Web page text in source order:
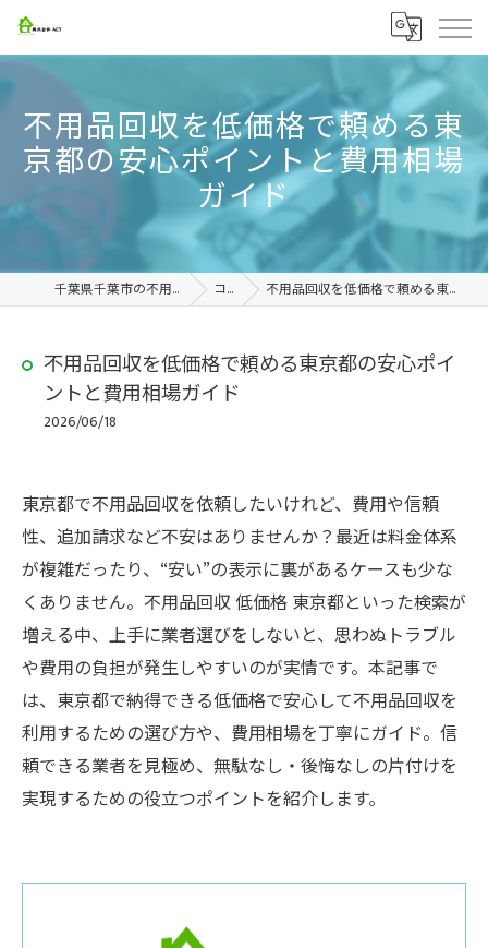
不用品回収を低価格で頼める東
京都の安心ポイントと費用相場
ガイド
千葉県千葉市の不用品回収なら株式会社ACT コラム 不用品回収を低価格で頼める東京都の安心ポイントと費用相場ガイド
不用品回収を低価格で頼める東京都の安心ポイ
ントと費用相場ガイド
2026/06/18
東京都で不用品回収を依頼したいけれど、費用や信頼
性、追加請求など不安はありませんか？最近は料金体系
が複雑だったり、“安い”の表示に裏があるケースも少な
くありません。不用品回収 低価格 東京都といった検索が
増える中、上手に業者選びをしないと、思わぬトラブル
や費用の負担が発生しやすいのが実情です。本記事で
は、東京都で納得できる低価格で安心して不用品回収を
利用するための選び方や、費用相場を丁寧にガイド。信
頼できる業者を見極め、無駄なし・後悔なしの片付けを
実現するための役立つポイントを紹介します。